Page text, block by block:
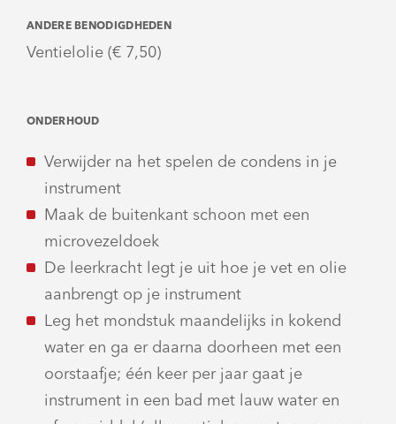
ANDERE BENODIGDHEDEN
Ventielolie (€ 7,50)
ONDERHOUD
Verwijder na het spelen de condens in je
instrument
Maak de buitenkant schoon met een
microvezeldoek
De leerkracht legt je uit hoe je vet en olie
aanbrengt op je instrument
Leg het mondstuk maandelijks in kokend
water en ga er daarna doorheen met een
oorstaafje; één keer per jaar gaat je
instrument in een bad met lauw water en